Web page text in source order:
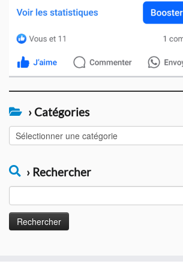
› Catégories
Catégories
› Rechercher